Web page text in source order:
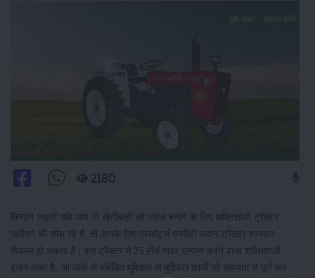
2180
किसान भाइयों यदि आप भी खेतीबाड़ी को सहज बनाने के लिए शक्तिशाली ट्रैक्टर
खरीदने की सोच रहे हैं, तो आपके लिए एस्कॉर्ट्स एमपीटी जवान ट्रैक्टर शानदार
विकल्प हो सकता है। इस ट्रैक्टर में 25 हॉर्स पावर उत्पन्न करने वाला शक्तिशाली
इंजन आता है, जो खेती से संबंधित मुश्किल से मुश्किल कार्यों को सहजता से पूर्ण कर